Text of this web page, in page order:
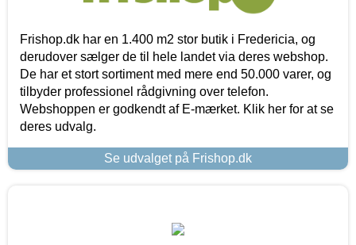
Frishop.dk har en 1.400 m2 stor butik i Fredericia, og
derudover sælger de til hele landet via deres webshop.
De har et stort sortiment med mere end 50.000 varer, og
tilbyder professionel rådgivning over telefon.
Webshoppen er godkendt af E-mærket. Klik her for at se
deres udvalg.
Se udvalget på Frishop.dk